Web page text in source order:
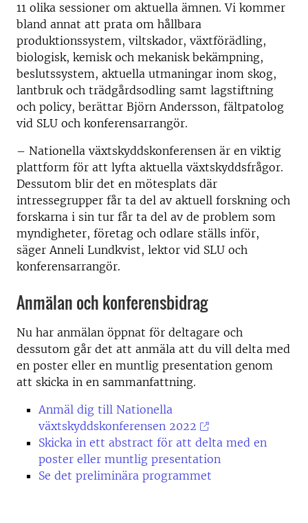
11 olika sessioner om aktuella ämnen. Vi kommer
bland annat att prata om hållbara
produktionssystem, viltskador, växtförädling,
biologisk, kemisk och mekanisk bekämpning,
beslutssystem, aktuella utmaningar inom skog,
lantbruk och trädgårdsodling samt lagstiftning
och policy, berättar Björn Andersson, fältpatolog
vid SLU och konferensarrangör.
– Nationella växtskyddskonferensen är en viktig
plattform för att lyfta aktuella växtskyddsfrågor.
Dessutom blir det en mötesplats där
intressegrupper får ta del av aktuell forskning och
forskarna i sin tur får ta del av de problem som
myndigheter, företag och odlare ställs inför,
säger Anneli Lundkvist, lektor vid SLU och
konferensarrangör.
Anmälan och konferensbidrag
Nu har anmälan öppnat för deltagare och
dessutom går det att anmäla att du vill delta med
en poster eller en muntlig presentation genom
att skicka in en sammanfattning.
Anmäl dig till Nationella
växtskyddskonferensen 2022
Skicka in ett abstract för att delta med en
poster eller muntlig presentation
Se det preliminära programmet